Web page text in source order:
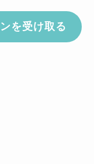
を受け取る